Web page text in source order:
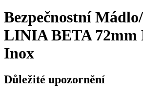
Bezpečnostní
LINIA BETA 72mm
Inox
Důležité upozornění